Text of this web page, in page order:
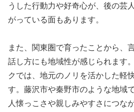
うした行動力や好奇心が、後の芸
がっている面もあります。
また、関東圏で育ったことから、
話し方にも地域性が感じられます
クでは、地元のノリを活かした軽
す。藤沢市や秦野市のような地域
人懐っこさや親しみやすさにつな